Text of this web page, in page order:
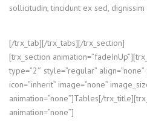
sollicitudin, tincidunt ex sed, dignissim
[/trx_tab][/trx_tabs][/trx_section]
[trx_section
type=”2″ style=”regular”
icon=”inherit” image=”none”
animation=”none”]Tables[/
animation=”none”]